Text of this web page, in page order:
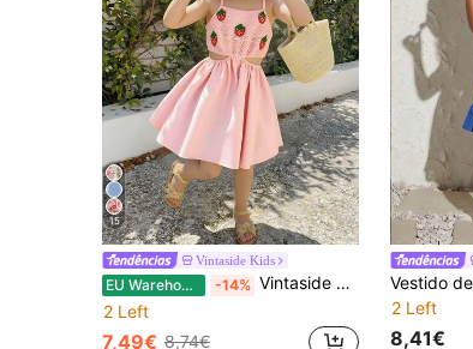
15
Vintaside Kids
EU Warehouse -14% Vintaside Kids Vestido camisola infantil com estampa vintage campestre e recorte 3D de morango na cintura, perfeito para o dia a dia e férias. Ideal para o dia a dia e para viagens.
2 Left
7,49€ 8,74€
2 Left
8,41€